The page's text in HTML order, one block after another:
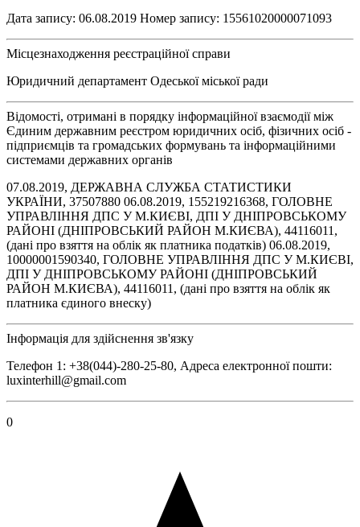
Дата запису: 06.08.2019 Номер запису: 15561020000071093
Місцезнаходження реєстраційної справи
Юридичний департамент Одеської міської ради
Відомості, отримані в порядку інформаційної взаємодії між
Єдиним державним реєстром юридичних осіб, фізичних осіб -
підприємців та громадських формувань та інформаційними
системами державних органів
07.08.2019, ДЕРЖАВНА СЛУЖБА СТАТИСТИКИ
УКРАЇНИ, 37507880 06.08.2019, 155219216368, ГОЛОВНЕ
УПРАВЛІННЯ ДПС У М.КИЄВІ, ДПІ У ДНІПРОВСЬКОМУ
РАЙОНІ (ДНІПРОВСЬКИЙ РАЙОН М.КИЄВА), 44116011,
(дані про взяття на облік як платника податків) 06.08.2019,
10000001590340, ГОЛОВНЕ УПРАВЛІННЯ ДПС У М.КИЄВІ,
ДПІ У ДНІПРОВСЬКОМУ РАЙОНІ (ДНІПРОВСЬКИЙ
РАЙОН М.КИЄВА), 44116011, (дані про взяття на облік як
платника єдиного внеску)
Інформація для здійснення зв'язку
Телефон 1: +38(044)-280-25-80, Адреса електронної пошти:
luxinterhill@gmail.com
0